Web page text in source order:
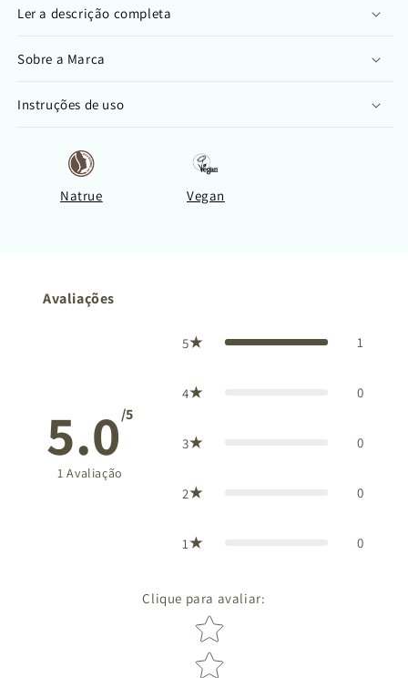
Ler a descrição completa
Sobre a Marca
Instruções de uso
Natrue Vegan
Avaliações
5.0/5
1 Avaliação
5 1
4 0
3 0
2 0
1 0
Clique para avaliar:
Star rating